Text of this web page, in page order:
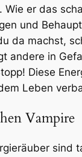
Wie er das
und
da machst,
andere in
Diese
Leben
Vampire
sind